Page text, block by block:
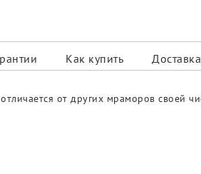
Как купить Доставка
от других мраморов своей